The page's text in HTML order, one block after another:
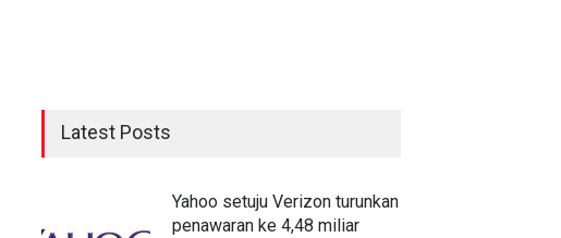
Latest Posts
Yahoo setuju Verizon turunkan
penawaran ke 4,48 miliar